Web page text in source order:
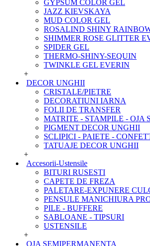
GYPSUM COLOR GEL
JAZZ KIEVSKAYA
MUD COLOR GEL
ROSALIND SHINY
SHIMMER ROSE GLITTER
SPIDER GEL
THERMO-SHINY-SEQUIN
TWINKLE GEL EVERIN
+
DECOR UNGHII
CRISTALE/PIETRE
DECORATIUNI IARNA
FOLII DE TRANSFER
MATRITE - STAMPILE - OJA
PIGMENT DECOR UNGHII
SCLIPICI - PAIETE -
TATUAJE DECOR UNGHII
+
Accesorii-Ustensile
BITURI RUSESTI
CAPETE DE FREZA
PALETARE-EXPUNERE
PENSULE MANICHIURA
PILE - BUFFERE
SABLOANE - TIPSURI
USTENSILE
+
OJA SEMIPERMANENTA